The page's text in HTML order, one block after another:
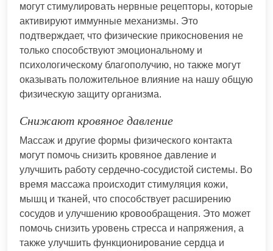
могут стимулировать нервные рецепторы, которые
активируют иммунные механизмы. Это
подтверждает, что физические прикосновения не
только способствуют эмоциональному и
психологическому благополучию, но также могут
оказывать положительное влияние на нашу общую
физическую защиту организма.
Снижают кровяное давление
Массаж и другие формы физического контакта
могут помочь снизить кровяное давление и
улучшить работу сердечно-сосудистой системы. Во
время массажа происходит стимуляция кожи,
мышц и тканей, что способствует расширению
сосудов и улучшению кровообращения. Это может
помочь снизить уровень стресса и напряжения, а
также улучшить функционирование сердца и